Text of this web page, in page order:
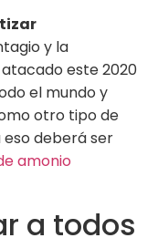
y la
este 2020
el mundo y
otro tipo de
deberá ser
amonio
a todos